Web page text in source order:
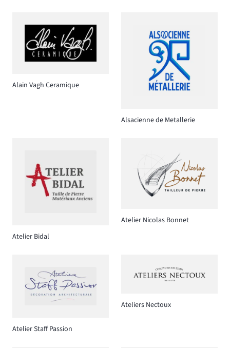
Alain Vagh Ceramique
Alsacienne de Metallerie
Atelier Bidal
Atelier Nicolas Bonnet
Atelier Staff Passion
Ateliers Nectoux